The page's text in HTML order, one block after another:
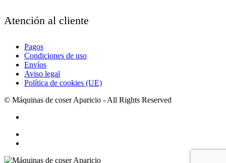
Atención al cliente
Pagos
Condiciones de uso
Envíos
Aviso legal
Política de cookies (UE)
© Máquinas de coser Aparicio - All Rights Reserved